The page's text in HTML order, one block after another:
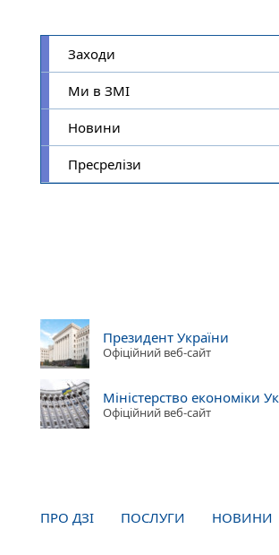
Заходи
Ми в ЗМІ
Новини
Пресрелізи
Президент України
Офіційний веб-сайт
Міністерство економіки
Офіційний веб-сайт
ПРО ДЗІ ПОСЛУГИ НОВИНИ